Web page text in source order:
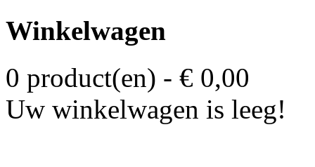
Winkelwagen
0 product(en) - € 0,00
Uw winkelwagen is leeg!